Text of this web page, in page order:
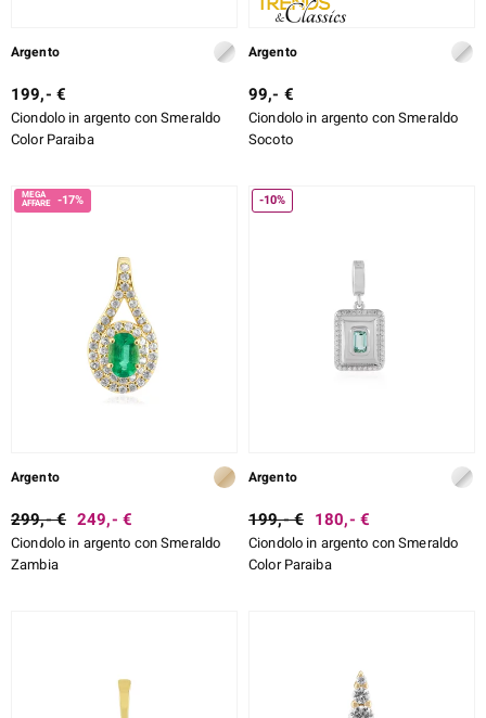
Argento
199,- €
Ciondolo in argento con Smeraldo
Color Paraiba
Argento
99,- €
Ciondolo in argento con Smeraldo
Socoto
-17%
Argento
299,- € 249,- €
Ciondolo in argento con Smeraldo
Zambia
-10%
Argento
199,- € 180,- €
Ciondolo in argento con Smeraldo
Color Paraiba